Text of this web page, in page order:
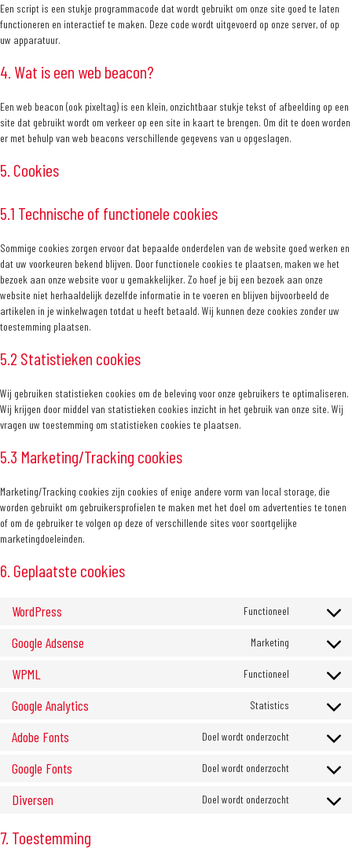
Een script is een stukje programmacode dat wordt gebruikt om onze site goed te laten
functioneren en interactief te maken. Deze code wordt uitgevoerd op onze server, of op
uw apparatuur.
4. Wat is een web beacon?
Een web beacon (ook pixeltag) is een klein, onzichtbaar stukje tekst of afbeelding op een
site dat gebruikt wordt om verkeer op een site in kaart te brengen. Om dit te doen worden
er met behulp van web beacons verschillende gegevens van u opgeslagen.
5. Cookies
5.1 Technische of functionele cookies
Sommige cookies zorgen ervoor dat bepaalde onderdelen van de website goed werken en
dat uw voorkeuren bekend blijven. Door functionele cookies te plaatsen, maken we het
bezoek aan onze website voor u gemakkelijker. Zo hoef je bij een bezoek aan onze
website niet herhaaldelijk dezelfde informatie in te voeren en blijven bijvoorbeeld de
artikelen in je winkelwagen totdat u heeft betaald. Wij kunnen deze cookies zonder uw
toestemming plaatsen.
5.2 Statistieken cookies
Wij gebruiken statistieken cookies om de beleving voor onze gebruikers te optimaliseren.
Wij krijgen door middel van statistieken cookies inzicht in het gebruik van onze site. Wij
vragen uw toestemming om statistieken cookies te plaatsen.
5.3 Marketing/Tracking cookies
Marketing/Tracking cookies zijn cookies of enige andere vorm van local storage, die
worden gebruikt om gebruikersprofielen te maken met het doel om advertenties te tonen
of om de gebruiker te volgen op deze of verschillende sites voor soortgelijke
marketingdoeleinden.
6. Geplaatste cookies
WordPress Functioneel
Consent
service
Google Adsense Marketing
Consent
service
adsense
WPML Functioneel
Consent
service
Google Analytics Statistics
Consent
service
analytics
Adobe Fonts Doel wordt onderzocht
Consent
service
Google Fonts Doel wordt onderzocht
Consent
service
Diversen Doel wordt onderzocht
Consent
7. Toestemming